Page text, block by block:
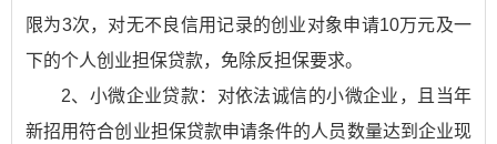
限为3次，对无不良信用记录的创业对象申请10万元及一
下的个人创业担保贷款，免除反担保要求。
2、小微企业贷款：对依法诚信的小微企业，且当年
新招用符合创业担保贷款申请条件的人员数量达到企业现